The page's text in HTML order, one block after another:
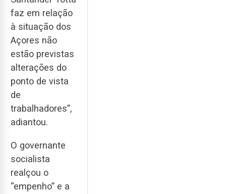
faz em relação
à situação dos
Açores não
estão previstas
alterações do
ponto de vista
de
trabalhadores”,
adiantou.
O governante
socialista
realçou o
“empenho” e a